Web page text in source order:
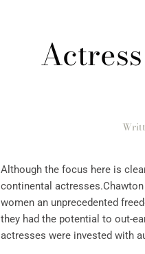
Although the focus here is
continental
women an unprecedented
they had the potential to out-
actresses were invested with